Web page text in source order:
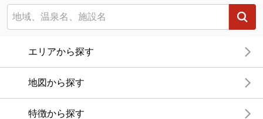
エリアから探す
地図から探す
特徴から探す